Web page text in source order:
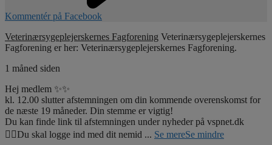
Kommentér på Facebook
Veterinærsygeplejerskernes Fagforening Veterinærsygeplejerskernes
Fagforening er her: Veterinærsygeplejerskernes Fagforening.
1 måned siden
Hej medlem ✨✨
kl. 12.00 slutter afstemningen om din kommende overenskomst for
de næste 19 måneder. Din stemme er vigtig!
Du kan finde link til afstemningen under nyheder på vspnet.dk
☝🏼Du skal logge ind med dit nemid ... Se mereSe mindre